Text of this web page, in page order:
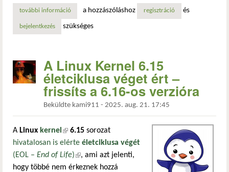
további információlinux 6.17 újdonságok: jelentős intel grafikai fejlesztések,
a hozzászóláshoz regisztráció és
bejelentkezés szükséges
A Linux Kernel 6.15
életciklusa véget ért –
frissíts a 6.16-os verzióra
Beküldte kami911 - 2025. aug. 21. 17:45
A Linux kernel (külső hivatkozás)
6.15 sorozat
hivatalosan is elérte életciklusa végét
(EOL – End of Life)(külső hivatkozás)
, ami azt jelenti,
hogy többé nem érkeznek hozzá